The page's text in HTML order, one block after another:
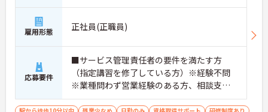
雇用形態 正社員(正職員)
応募要件
■サービス管理責任者の要件を満たす方
（指定講習を修了している方）※経験不問
※業種問わず営業経験のある方、相談支
援・直接支援の経験がある方歓迎